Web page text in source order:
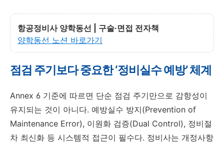
항공정비사 양학동선 | 구술·면접 전자책
양학동선 노션 바로가기
점검 주기보다 중요한 ‘정비실수 예방’ 체계
Annex 6 기준에 따르면 단순 점검 주기만으로 감항성이
유지되는 것이 아니다. 예방실수 방지(Prevention of
Maintenance Error), 이원화 검증(Dual Control), 정비절
차 최신화 등 시스템적 접근이 필수다. 정비사는 개정사항